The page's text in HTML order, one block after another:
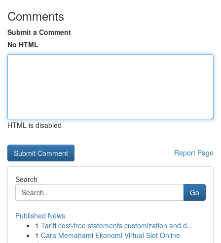
Comments
Submit a Comment
No HTML
HTML is disabled
Report Page
Search
Go
Published News
1 Tariff cost-free statements customization and d...
1 Cara Memahami Ekonomi Virtual Slot Online